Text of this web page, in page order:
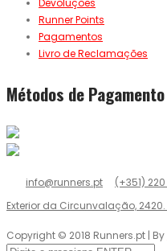
Devoluções
Runner Points
Pagamentos
Livro de Reclamações
Métodos de Pagamento
info@runners.pt (+351)
Exterior da Circunvalação,
Copyright © 2018 Runners.pt | By